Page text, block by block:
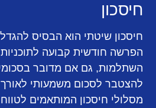
חיסכון
חיסכון שיטתי הוא הבסיס
הפרשה חודשית קבועה לתוכניות
השתלמות, גם אם מדובר
להצטבר לסכום משמעותי
מסלולי חיסכון המותאמים